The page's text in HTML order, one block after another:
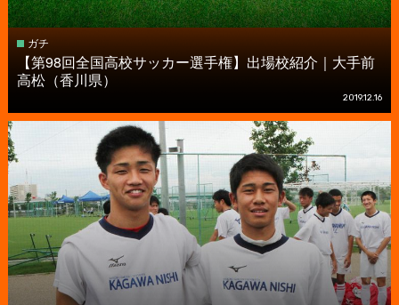
ガチ
【第98回全国高校サッカー選手権】出場校紹介｜大手前
高松（香川県）
2019.12.16